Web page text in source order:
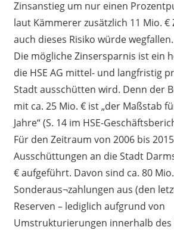
Zinsanstieg um nur einen
laut Kämmerer zusätzlich 11 Mio. €
auch dieses Risiko würde wegfallen.
Die mögliche Zinsersparnis ist ein
die HSE AG mittel- und langfristig
Stadt ausschütten wird. Denn der
mit ca. 25 Mio. € ist „der Maßstab
Jahre“ (S. 14 im HSE-
Für den Zeitraum von 2006 bis
Ausschüttungen an die Stadt
€ aufgeführt. Davon sind ca. 80
Sonderaus¬zahlungen aus (den
Reserven – lediglich aufgrund von
Umstrukturierungen innerhalb des